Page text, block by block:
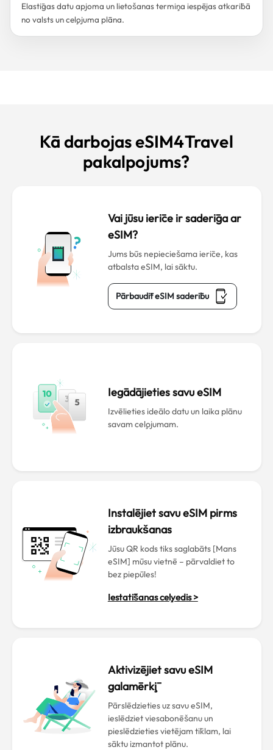
Elastīgas datu apjoma un lietošanas termiņa iespējas atkarībā
no valsts un ceļojuma plāna.
Kā darbojas eSIM4Travel
pakalpojums?
Vai jūsu ierīce ir saderīga ar
eSIM?
Jums būs nepieciešama ierīce, kas
atbalsta eSIM, lai sāktu.
Pārbaudīt eSIM saderību
Iegādājieties savu eSIM
Izvēlieties ideālo datu un laika plānu
savam ceļojumam.
Instalējiet savu eSIM pirms
izbraukšanas
Jūsu QR kods tiks saglabāts [Mans
eSIM] mūsu vietnē – pārvaldiet to
bez piepūles!
Iestatīšanas ceļvedis >
Aktivizējiet savu eSIM
galamērķī
Pārslēdzieties uz savu eSIM,
ieslēdziet viesabonēšanu un
pieslēdzieties vietējam tīklam, lai
sāktu izmantot plānu.